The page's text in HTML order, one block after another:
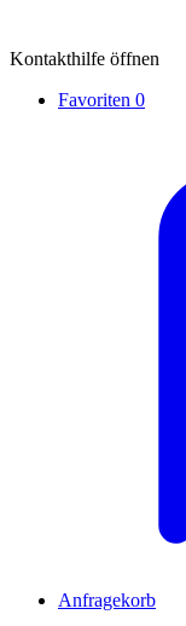
Kontakthilfe öffnen
Favoriten 0
Anfragekorb